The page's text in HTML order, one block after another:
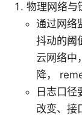
物理网络与
通过网络
抖动的阈
云网络中
降，
日志口径
改变、接